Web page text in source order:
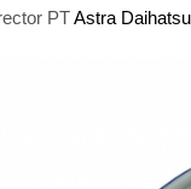
PTAstra